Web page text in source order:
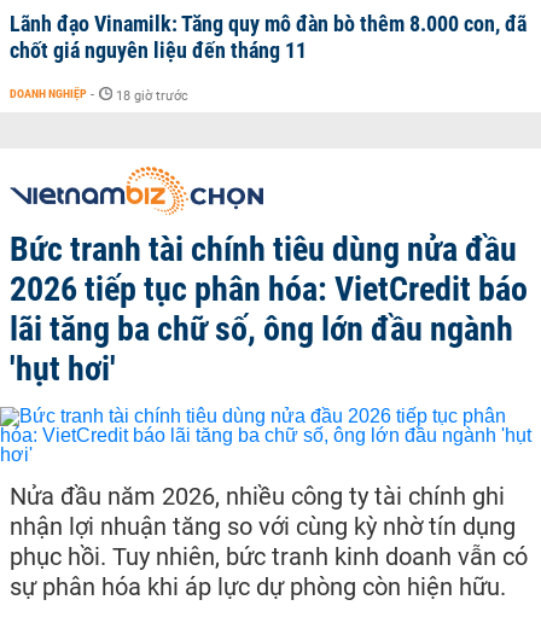
Lãnh đạo Vinamilk: Tăng quy mô đàn bò thêm 8.000 con, đã
chốt giá nguyên liệu đến tháng 11
DOANH NGHIỆP - 18 giờ trước
Bức tranh tài chính tiêu dùng nửa đầu
2026 tiếp tục phân hóa: VietCredit báo
lãi tăng ba chữ số, ông lớn đầu ngành
'hụt hơi'
Nửa đầu năm 2026, nhiều công ty tài chính ghi
nhận lợi nhuận tăng so với cùng kỳ nhờ tín dụng
phục hồi. Tuy nhiên, bức tranh kinh doanh vẫn có
sự phân hóa khi áp lực dự phòng còn hiện hữu.